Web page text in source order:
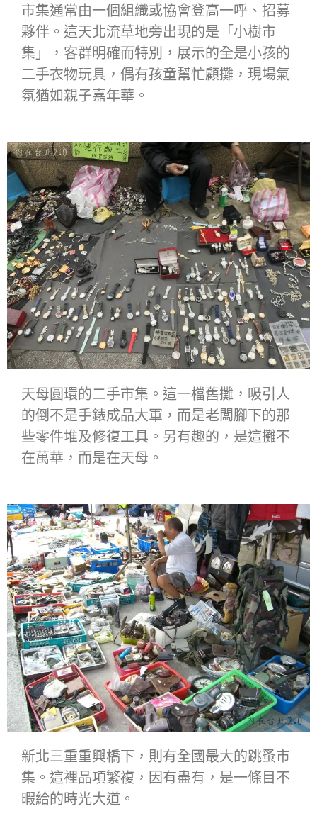
市集通常由一個組織或協會登高一呼、招募
夥伴。這天北流草地旁出現的是「小樹市
集」，客群明確而特別，展示的全是小孩的
二手衣物玩具，偶有孩童幫忙顧攤，現場氣
氛猶如親子嘉年華。
天母圓環的二手市集。這一檔舊攤，吸引人
的倒不是手錶成品大軍，而是老闆腳下的那
些零件堆及修復工具。另有趣的，是這攤不
在萬華，而是在天母。
新北三重重興橋下，則有全國最大的跳蚤市
集。這裡品項繁複，因有盡有，是一條目不
暇給的時光大道。